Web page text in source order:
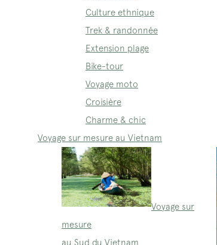
Culture ethnique
Trek & randonnée
Extension plage
Bike-tour
Voyage moto
Croisière
Charme & chic
Voyage sur mesure au Vietnam
Voyage sur
mesure
au Sud du Vietnam